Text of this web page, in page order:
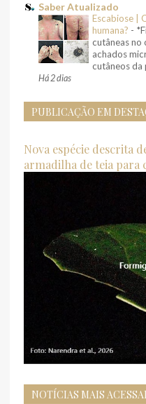
Saber Atualizado
Escabiose |
humana? -
cutâneas no
achados
cutâneos da
Há 2 dias
PUBLICAÇÃO EM
Nova espécie descrita
armadilha de teia
NOTÍCIAS MAIS